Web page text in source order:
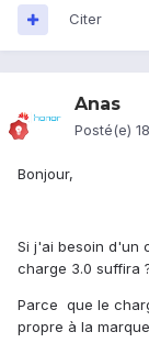
Citer
Anas
Posté(e)
Bonjour,
Si j'ai besoin d'un
charge 3.0 suffira
Parce que le
propre à la